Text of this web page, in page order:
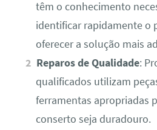
têm o conhecimento
identificar rapidamente o
oferecer a solução mais
Reparos de Qualidade:
qualificados utilizam
ferramentas apropriadas
conserto seja duradouro.